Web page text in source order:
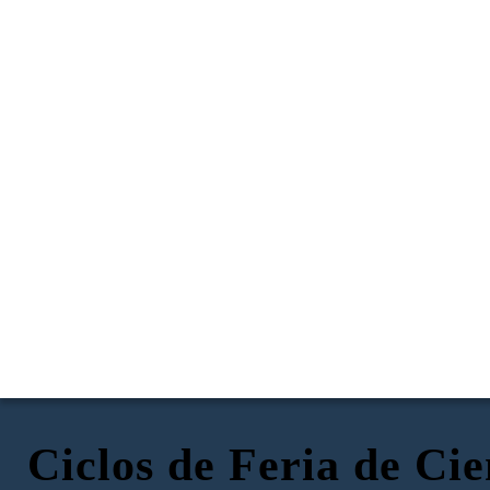
Ciclos de Feria de